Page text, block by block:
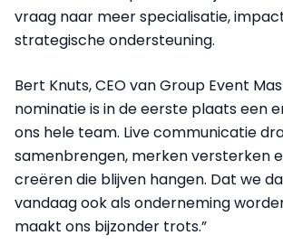
vraag naar meer specialisatie,
strategische ondersteuning.
Bert Knuts, CEO van Group Event
nominatie is in de eerste plaats een
ons hele team. Live communicatie
samenbrengen, merken versterken
creëren die blijven hangen. Dat we
vandaag ook als onderneming
maakt ons bijzonder trots.”